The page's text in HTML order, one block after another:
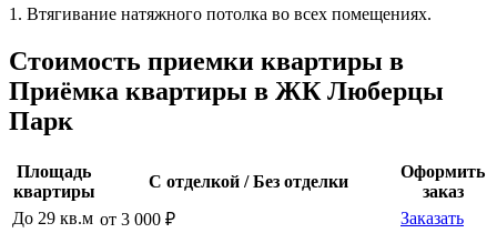
1. Втягивание натяжного потолка во всех помещениях.
Стоимость приемки квартиры в
Приёмка квартиры в ЖК Люберцы
Парк
Площадь
квартиры
С отделкой / Без отделки
Оформить
заказ
До 29 кв.м от 3 000 ₽ Заказать